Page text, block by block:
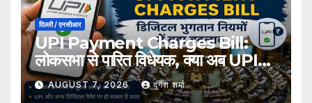
दिल्ली / एनसीआर
UPI Payment Charges Bill:
लोकसभा से पारित विधेयक, क्या अब UPI
भुगतान पर लग सकता है शुल्क?
AUGUST 7, 2026 दुर्गेश शर्मा